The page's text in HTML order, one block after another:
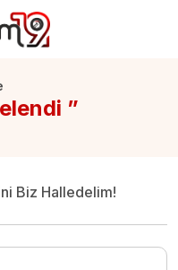
”
Biz Halledelim!